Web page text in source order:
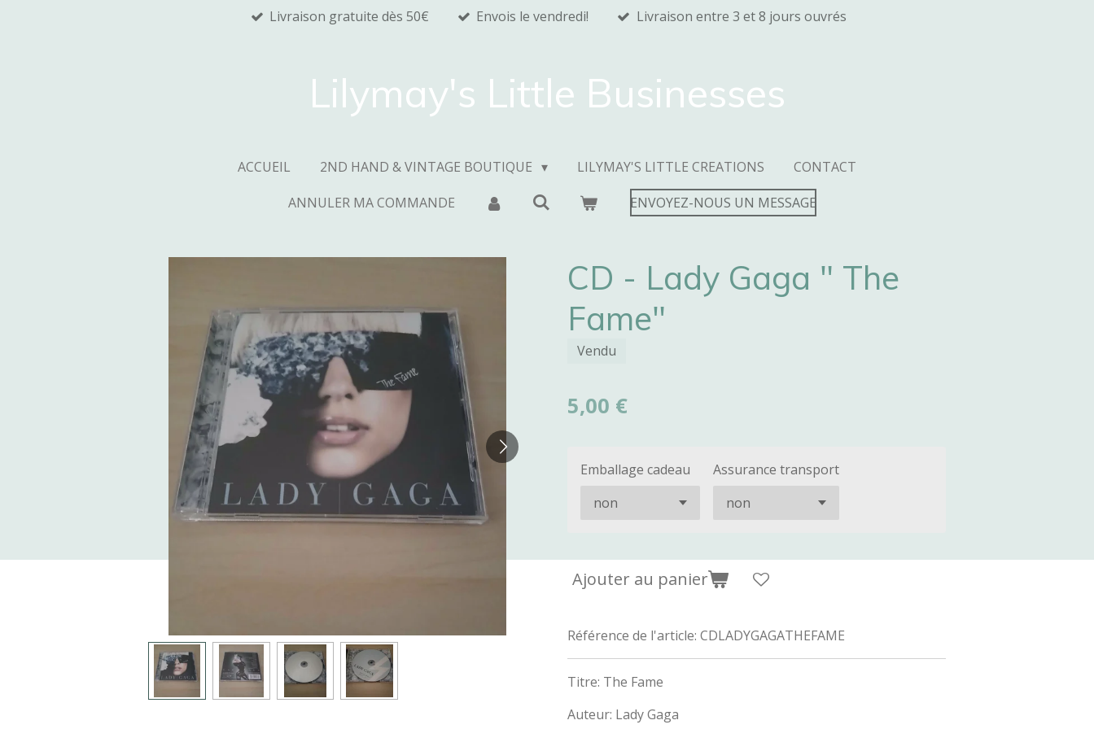
Livraison gratuite dès 50€ Envois le vendredi! Livraison entre 3 et 8 jours ouvrés
Lilymay's Little Businesses
ACCUEIL 2ND HAND & VINTAGE BOUTIQUE LILYMAY'S LITTLE CREATIONS
CONTACT
ANNULER MA COMMANDE
ENVOYEZ-NOUS UN MESSAGE
CD - Lady Gaga " The
Fame"
Vendu
5,00 €
Emballage cadeau Assurance transport
Ajouter au panier
Référence de l'article: CDLADYGAGATHEFAME
Titre: The Fame
Auteur: Lady Gaga